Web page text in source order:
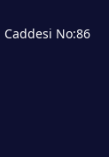
No:86